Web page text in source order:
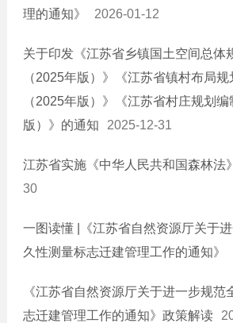
理的通知》
2026-01-12
关于印发《江苏省乡镇国土空间总体
（2025年版）》《江苏省镇村布局
（2025年版）》《江苏省村庄规划
版）》的通知
2025-12-31
江苏省实施《中华人民共和国森林法
30
一图读懂 |《江苏省自然资源厅关于
久性测量标志迁建管理工作的通知》
《江苏省自然资源厅关于进一步规范
志迁建管理工作的通知》政策解读